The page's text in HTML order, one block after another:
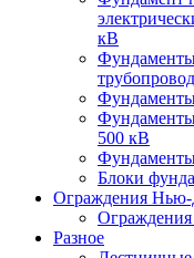
кВ
Фундаменты
500 кВ
Фундаменты
Блоки
Ограждения
Разное